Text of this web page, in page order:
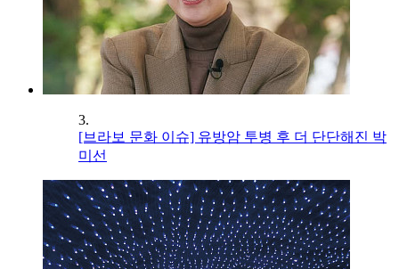
3.
[브라보 문화 이슈] 유방암 투병 후 더 단단해진 박
미선